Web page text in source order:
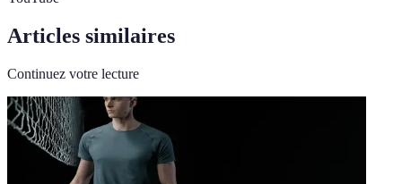
Articles similaires
Continuez votre lecture